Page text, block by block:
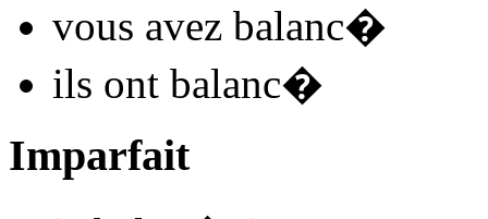
vous avez balanc�
ils ont balanc�
Imparfait